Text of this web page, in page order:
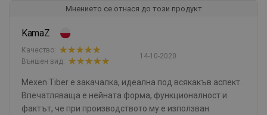
Мнението се отнася до този продукт
KamaZ
14-10-2020
Качество:
Външен вид:
Mexen Tiber е закачалка, идеална под всякакъв аспект.
Впечатляваща е нейната форма, функционалност и
фактът, че при производството му е използван